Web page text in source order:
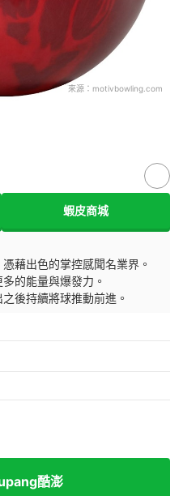
來源： motivbowling.com
蝦皮商城
藉出色的掌控感聞名業界。
的能量與爆發力。
後持續將球推動前進。
酷澎